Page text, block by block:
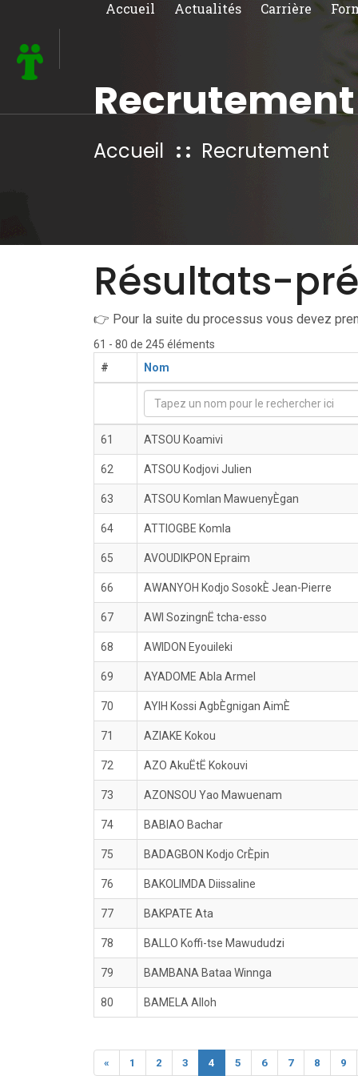
Accueil Actualités Carrière
Recrutement
Accueil Recrutement
Résultats-
👉 Pour la suite du processus vous devez
61 - 80 de 245 éléments
#
Nom
61 ATSOU Koamivi
62 ATSOU Kodjovi Julien
63 ATSOU Komlan MawuenyÈgan
64 ATTIOGBE Komla
65 AVOUDIKPON Epraim
66 AWANYOH Kodjo SosokÈ Jean-Pierre
67 AWI SozingnË tcha-esso
68 AWIDON Eyouileki
69 AYADOME Abla Armel
70 AYIH Kossi AgbÈgnigan AimÈ
71 AZIAKE Kokou
72 AZO AkuËtË Kokouvi
73 AZONSOU Yao Mawuenam
74 BABIAO Bachar
75 BADAGBON Kodjo CrÈpin
76 BAKOLIMDA Diissaline
77 BAKPATE Ata
78 BALLO Koffi-tse Mawududzi
79 BAMBANA Bataa Winnga
80 BAMELA Alloh
« 1 2 3 4 5 6 7 8 9